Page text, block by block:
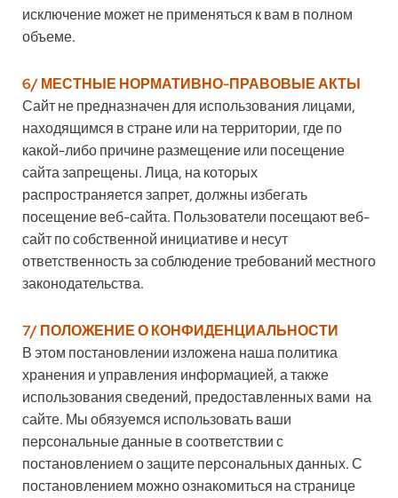
исключение может не применяться к вам в полном
объеме.
6/ МЕСТНЫЕ НОРМАТИВНО-ПРАВОВЫЕ АКТЫ
Сайт не предназначен для использования лицами,
находящимся в стране или на территории, где по
какой-либо причине размещение или посещение
сайта запрещены. Лица, на которых
распространяется запрет, должны избегать
посещение веб-сайта. Пользователи посещают веб-
сайт по собственной инициативе и несут
ответственность за соблюдение требований местного
законодательства.
7/ ПОЛОЖЕНИЕ О КОНФИДЕНЦИАЛЬНОСТИ
В этом постановлении изложена наша политика
хранения и управления информацией, а также
использования сведений, предоставленных вами на
сайте. Мы обязуемся использовать ваши
персональные данные в соответствии с
постановлением о защите персональных данных. С
постановлением можно ознакомиться на странице